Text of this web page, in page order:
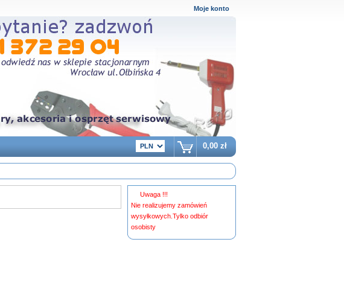
Moje konto
0,00 zł
Uwaga !!!
Nie realizujemy zamówień
wysyłkowych.Tylko odbiór
osobisty